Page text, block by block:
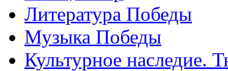
Литература Победы
Музыка Победы
Культурное наследие.